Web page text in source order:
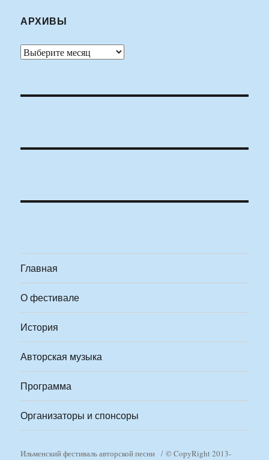
АРХИВЫ
Архивы
Главная
О фестивале
История
Авторская музыка
Программа
Организаторы и спонсоры
Ильменский фестиваль авторской песни © CopyRight 2013-